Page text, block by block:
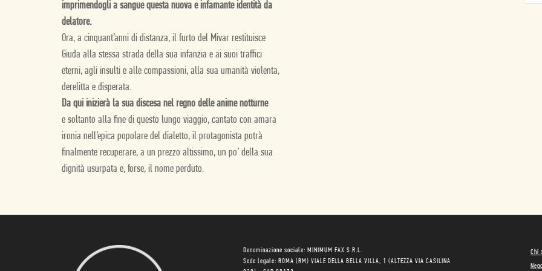
imprimendogli a sangue questa nuova e infamante identità da
delatore.
Ora, a cinquant’anni di distanza, il furto del Mivar restituisce
Giuda alla stessa strada della sua infanzia e ai suoi traffici
eterni, agli insulti e alle compassioni, alla sua umanità violenta,
derelitta e disperata.
Da qui inizierà la sua discesa nel regno delle anime notturne
e soltanto alla fine di questo lungo viaggio, cantato con amara
ironia nell’epica popolare del dialetto, il protagonista potrà
finalmente recuperare, a un prezzo altissimo, un po’ della sua
dignità usurpata e, forse, il nome perduto.
Denominazione sociale: MINIMUM FAX S.R.L.
Sede legale: ROMA (RM) VIALE DELLA BELLA VILLA, 1 (ALTEZZA VIA CASILINA
Chi